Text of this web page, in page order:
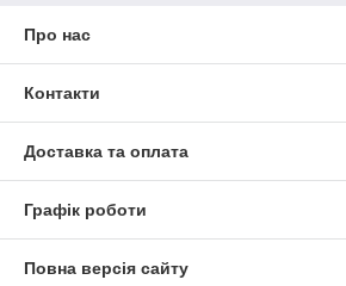
Про нас
Контакти
Доставка та оплата
Графік роботи
Повна версія сайту